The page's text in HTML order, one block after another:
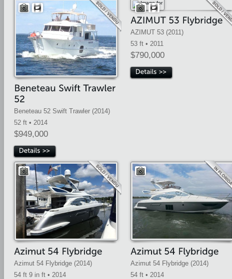
Beneteau 52 Swift Trawler (2014)
52 ft • 2014
$949,000
AZIMUT 53 (2011)
53 ft • 2011
$790,000
Azimut 54 Flybridge (2014)
54 ft 9 in ft • 2014
Azimut 54 Flybridge (2014)
54 ft • 2014